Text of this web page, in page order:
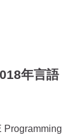
年言語
Programming